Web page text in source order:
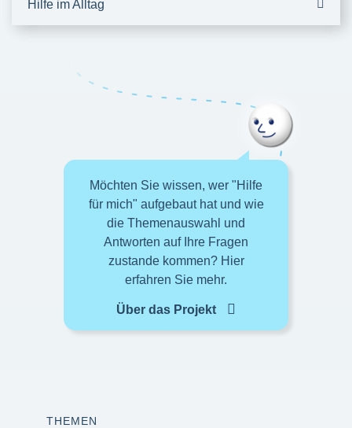
Hilfe im Alltag
Möchten Sie wissen, wer "Hilfe
für mich" aufgebaut hat und wie
die Themenauswahl und
Antworten auf Ihre Fragen
zustande kommen? Hier
erfahren Sie mehr.
Über das Projekt
THEMEN